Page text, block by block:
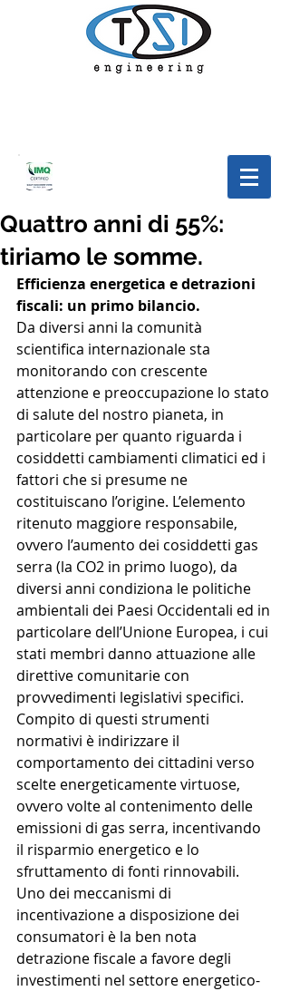
Quattro anni di 55%:
tiriamo le somme.
Efficienza energetica e detrazioni
fiscali: un primo bilancio.
Da diversi anni la comunità
scientifica internazionale sta
monitorando con crescente
attenzione e preoccupazione lo stato
di salute del nostro pianeta, in
particolare per quanto riguarda i
cosiddetti cambiamenti climatici ed i
fattori che si presume ne
costituiscano l’origine. L’elemento
ritenuto maggiore responsabile,
ovvero l’aumento dei cosiddetti gas
serra (la CO2 in primo luogo), da
diversi anni condiziona le politiche
ambientali dei Paesi Occidentali ed in
particolare dell’Unione Europea, i cui
stati membri danno attuazione alle
direttive comunitarie con
provvedimenti legislativi specifici.
Compito di questi strumenti
normativi è indirizzare il
comportamento dei cittadini verso
scelte energeticamente virtuose,
ovvero volte al contenimento delle
emissioni di gas serra, incentivando
il risparmio energetico e lo
sfruttamento di fonti rinnovabili.
Uno dei meccanismi di
incentivazione a disposizione dei
consumatori è la ben nota
detrazione fiscale a favore degli
investimenti nel settore energetico-